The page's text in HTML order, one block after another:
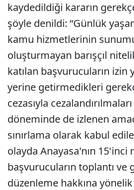
kaydedildiği kararın
şöyle denildi: “Günlük
kamu hizmetlerinin
oluşturmayan barışçıl
katılan başvurucuların
yerine getirmedikleri
cezasıyla
döneminde de izlenen
sınırlama olarak kabul
olayda Anayasa'nın 15'inci
başvurucuların toplantı ve
düzenleme hakkına yönelik